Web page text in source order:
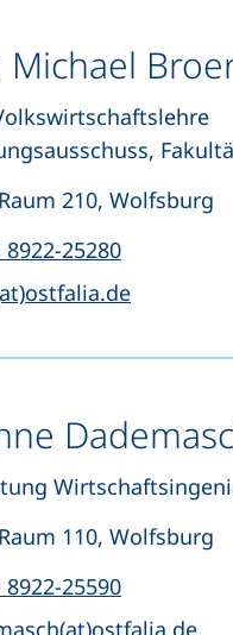
Michael
210, Wolfsburg
8922-25280(startet
(öffnet Ihr
110, Wolfsburg
8922-25590(startet